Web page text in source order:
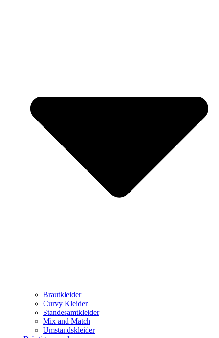
Brautkleider
Curvy Kleider
Standesamtkleider
Mix and Match
Umstandskleider